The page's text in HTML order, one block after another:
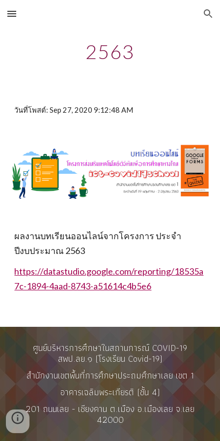
Skip to main content Skip to navigation
2563
วันที่โพสต์: Sep 27, 2020 9:12:48 AM
ผลงานบทเรียนออนไลน์จากโครงการ ประจำ
ปีงบประมาณ 2563
https://datastudio.google.com/reporting/18535a
7c-1894-4aad-8743-a51614c4b5e6
ศูนย์บริหารการศึกษาในสถานการณ์ COVID-19
สพป.ลย.๑ (โรงเรียน Covid-19)
สำนักงานเขตพื้นที่การศึกษาประถมศึกษาเลย เขต 1
อาคารเฉลิมพระเกียรติ (ชั้น 4)
201 ถนนเลย - เชียงคาน ต.เมือง อ.เมืองเลย จ.เลย
42000